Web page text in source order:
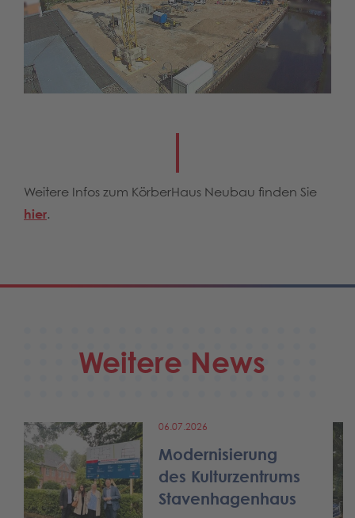
Weitere Infos zum KörberHaus Neubau finden Sie
hier.
Weitere News
06.07.2026
Modernisierung
des Kulturzentrums
Stavenhagenhaus